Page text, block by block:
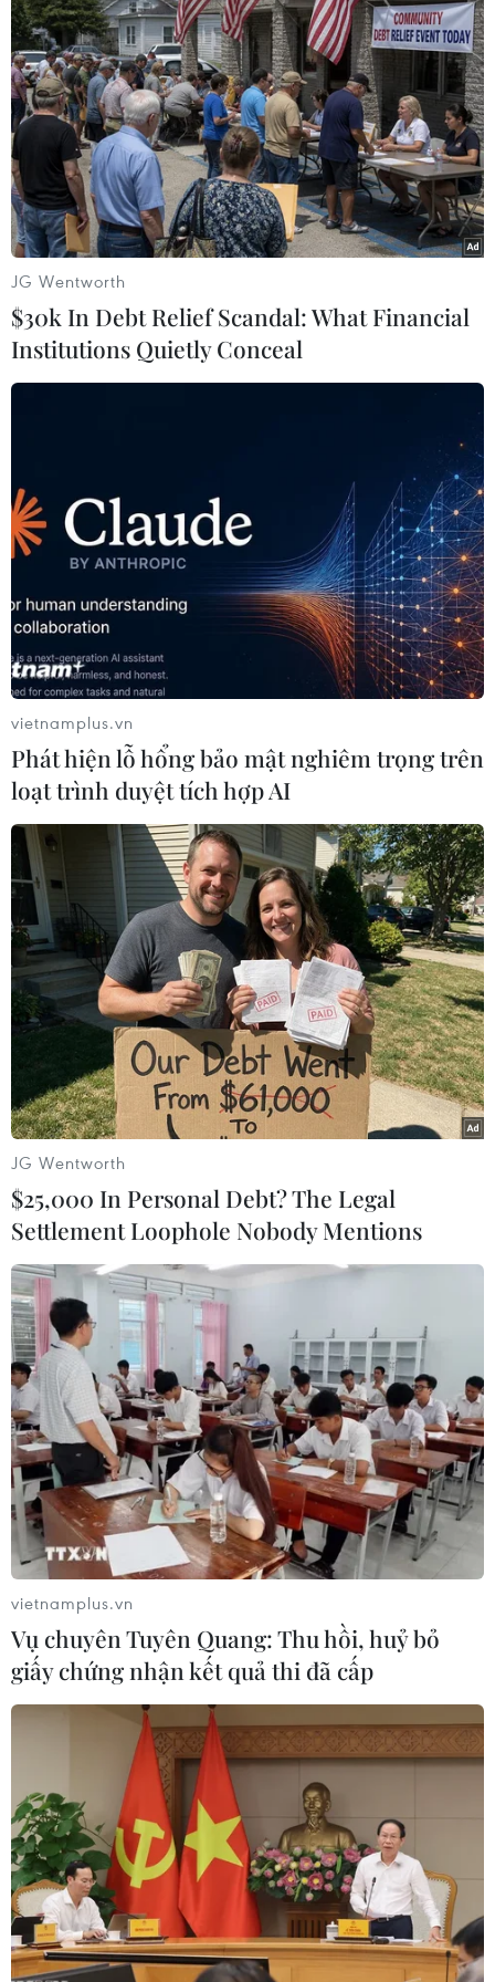
Theo dõi VietnamPlus
TIN LIÊN QUAN
Thành phố Hồ Chí Minh: Cứu thoát 6
người trong vụ cháy nhà giữa đêm
05/06/2026 00:49
Lực lượng an ninh cơ sở sử dụng bình chữa cháy khống
chế đám cháy, đồng thời hướng dẫn các thành viên
trong gia đình thoát ra ngoài qua lối đi bên nhà hàng
xóm.
Gia Lai: Cháy lớn tại kho chứa xe điện du
lịch ở phường Quy Nhơn
30/05/2026 09:33
Chiều 30/5, vụ cháy lớn xảy ra tại kho chứa xe điện du
lịch ở phường Quy Nhơn, tỉnh Gia Lai; lực lượng chức
năng huy động nhiều phương tiện và hàng trăm cán bộ
khẩn trương khống chế đám cháy.
Tây Ninh: Nỗ lực khống chế đám cháy tại
kho phế liệu ven Quốc lộ 1
31/05/2026 13:11
JG Wentworth
$30k In Debt Relief Scandal: What Financial
Institutions Quietly Conceal
vietnamplus.vn
Phát hiện lỗ hổng bảo mật nghiêm trọng trên
loạt trình duyệt tích hợp AI
JG Wentworth
$25,000 In Personal Debt? The Legal
Settlement Loophole Nobody Mentions
vietnamplus.vn
Vụ chuyên Tuyên Quang: Thu hồi, huỷ bỏ
giấy chứng nhận kết quả thi đã cấp